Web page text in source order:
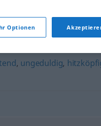
, ungeduldig,
Optionen